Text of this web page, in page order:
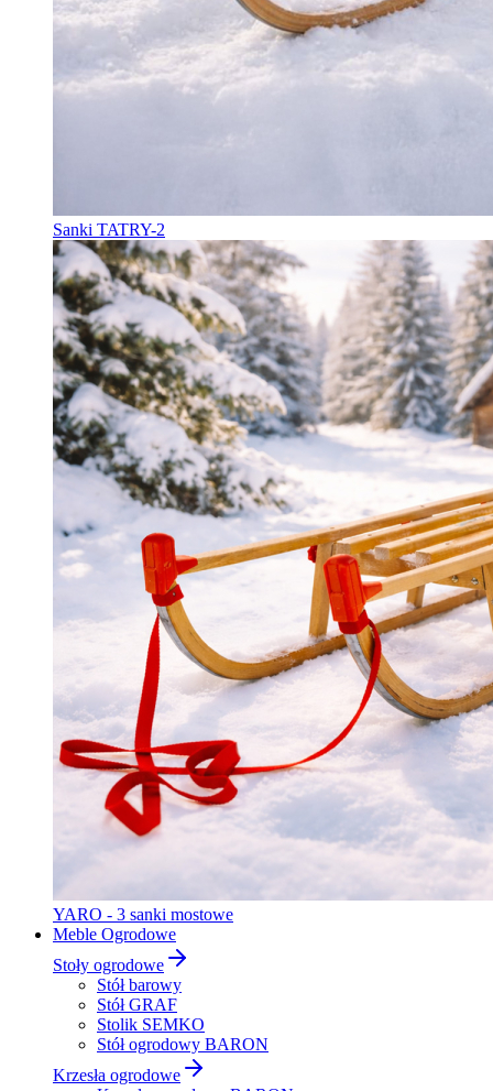
Sanki TATRY-2
YARO - 3 sanki mostowe
Meble Ogrodowe
Stoły ogrodowe
Stół barowy
Stół GRAF
Stolik SEMKO
Stół ogrodowy BARON
Krzesła ogrodowe